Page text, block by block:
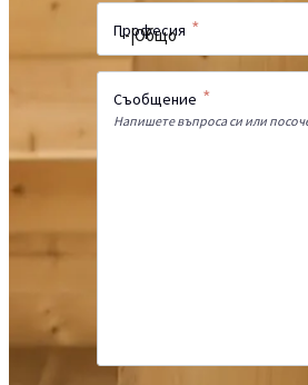
Професия *
Съобщение *
Напишете въпроса си или